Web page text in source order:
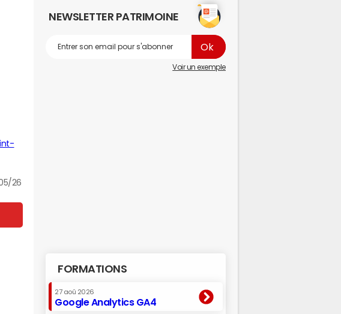
26
NEWSLETTER PATRIMOINE
Voir un exemple
FORMATIONS
27 aoû 2026
Google Analytics GA4